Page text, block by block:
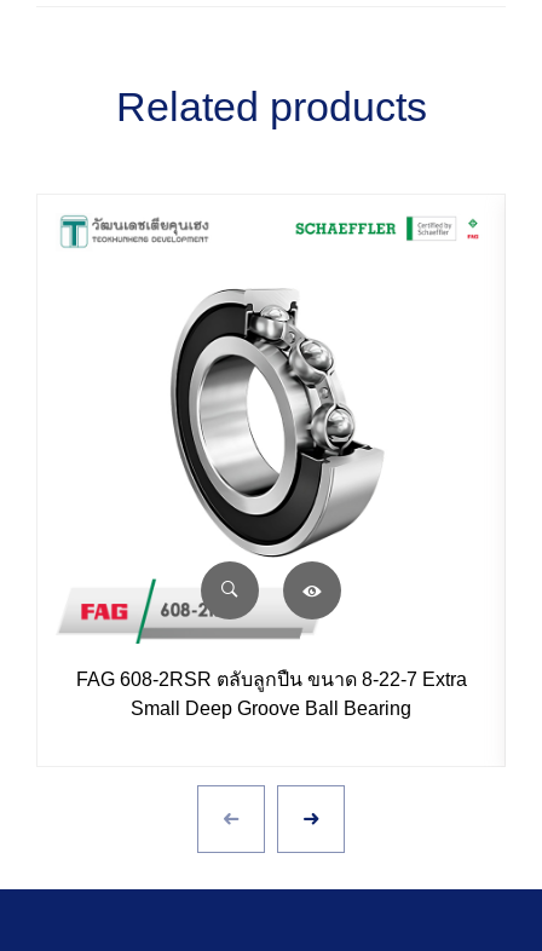
Related products
FAG 608-2RSR ตลับลูกปืน ขนาด 8-22-7 Extra
Small Deep Groove Ball Bearing